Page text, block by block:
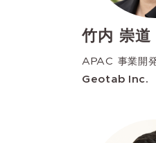
竹内 崇道
APAC 事業開
Geotab Inc.